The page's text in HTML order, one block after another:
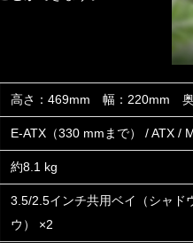
高さ：469mm 幅：220mm 奥
E-ATX（330 mmまで） / ATX /
約8.1 kg
3.5/2.5インチ共用ベイ（シャド
ウ） ×2